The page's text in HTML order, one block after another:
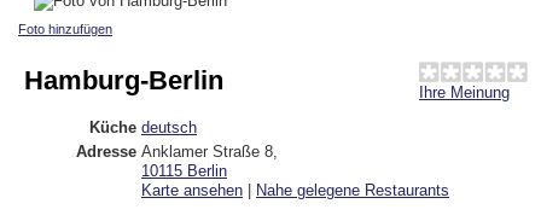
Foto hinzufügen
Ihre Meinung
Hamburg-Berlin
Küche deutsch
Adresse Anklamer Straße 8
10115 Berlin
Karte ansehen | Nahe gelegene Restaurants